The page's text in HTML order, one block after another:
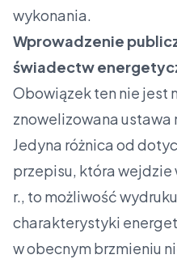
wykonania.
Wprowadzenie
świadectw
Obowiązek ten nie jest
znowelizowana ustawa
Jedyna różnica od
przepisu, która wejdzie
r., to możliwość
charakterystyki
w obecnym brzmieniu